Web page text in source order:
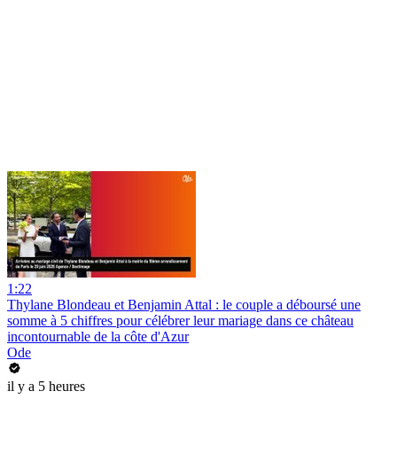
1:22
Thylane Blondeau et Benjamin Attal : le couple a déboursé une
somme à 5 chiffres pour célébrer leur mariage dans ce château
incontournable de la côte d'Azur
Ode
il y a 5 heures